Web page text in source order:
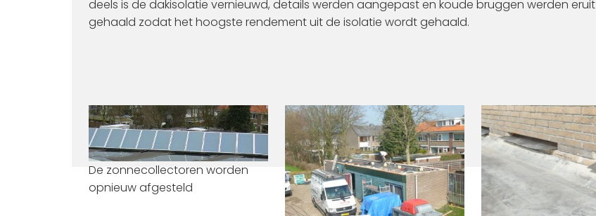
deels is de dakisolatie vernieuwd, details werden aangepast en koude bruggen werden eruit
gehaald zodat het hoogste rendement uit de isolatie wordt gehaald.
De zonnecollectoren worden
opnieuw afgesteld